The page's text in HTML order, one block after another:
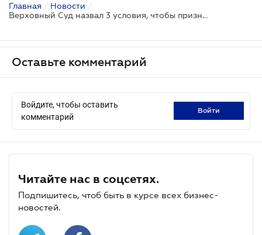
Главная / Новости /
Верховный Суд назвал 3 условия, чтобы признать развод фиктивным
Оставьте комментарий
Войдите, чтобы оставить
комментарий
войти
Читайте нас в соцсетях.
Подпишитесь, чтоб быть в курсе всех бизнес-
новостей.